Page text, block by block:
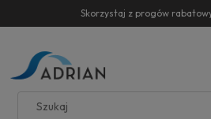
Skorzystaj z progów